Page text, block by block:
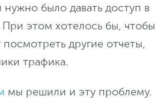
было давать доступ в
этом хотелось бы, чтобы
другие отчеты,
трафика.
мы решили и эту проблему.